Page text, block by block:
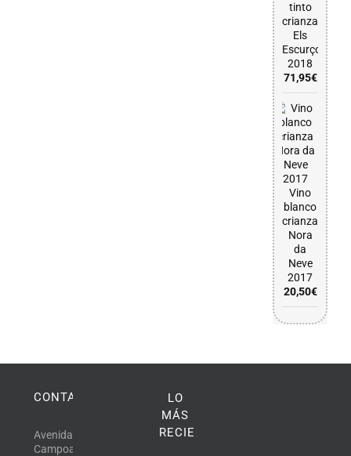
tinto
crianza
Els
Escurçons
2018
71,95€
Vino
blanco
crianza
Nora
da
Neve
2017
20,50€
CONTACTO
Avenida
Campoamor,
LO
MÁS
RECIENTE